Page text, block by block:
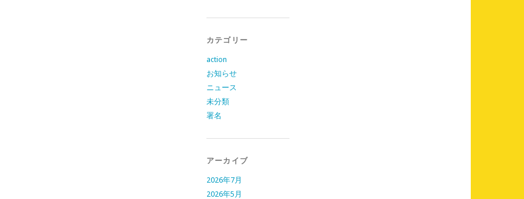
カテゴリー
action
お知らせ
ニュース
未分類
署名
アーカイブ
2026年7月
2026年5月